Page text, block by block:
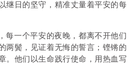
继日的坚守，精准丈量着平安的每
每一个平安的夜晚，都离不开他们
两鬓，见证着无悔的誓言；铿锵的
。他们以生命践行使命，用热血写